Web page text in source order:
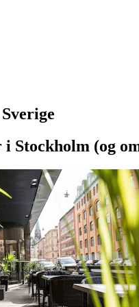
Stockholm (og